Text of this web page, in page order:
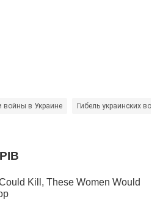
войны в Украине Гибель украинских